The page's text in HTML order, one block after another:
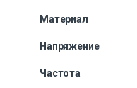
Материал
Напряжение
Частота